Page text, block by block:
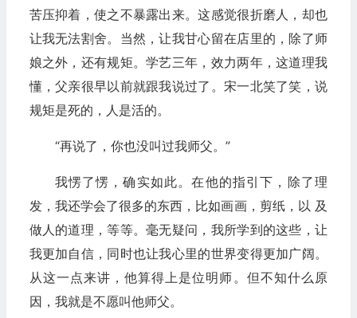
苦压抑着，使之不暴露出来。这感觉很折磨人，却也
让我无法割舍。当然，让我甘心留在店里的，除了师
娘之外，还有规矩。学艺三年，效力两年，这道理我
懂，父亲很早以前就跟我说过了。宋一北笑了笑，说
规矩是死的，人是活的。
“再说了，你也没叫过我师父。”
我愣了愣，确实如此。在他的指引下，除了理
发，我还学会了很多的东西，比如画画，剪纸，以 及
做人的道理，等等。毫无疑问，我所学到的这些，让
我更加自信，同时也让我心里的世界变得更加广阔。
从这一点来讲，他算得上是位明师。但不知什么原
因，我就是不愿叫他师父。